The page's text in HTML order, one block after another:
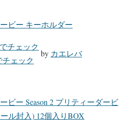
ビー キーホルダー
チェック
チェック
by カエレバ
ビー Season 2 プリティーダービ
ル封入) 12個入りBOX